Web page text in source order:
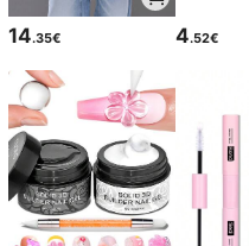
14.35€ 4.52€